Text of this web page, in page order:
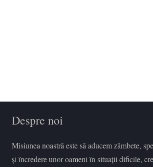
Despre noi
Misiunea noastră este să aducem zâmbete,
şi încredere unor oameni în situații dificile,